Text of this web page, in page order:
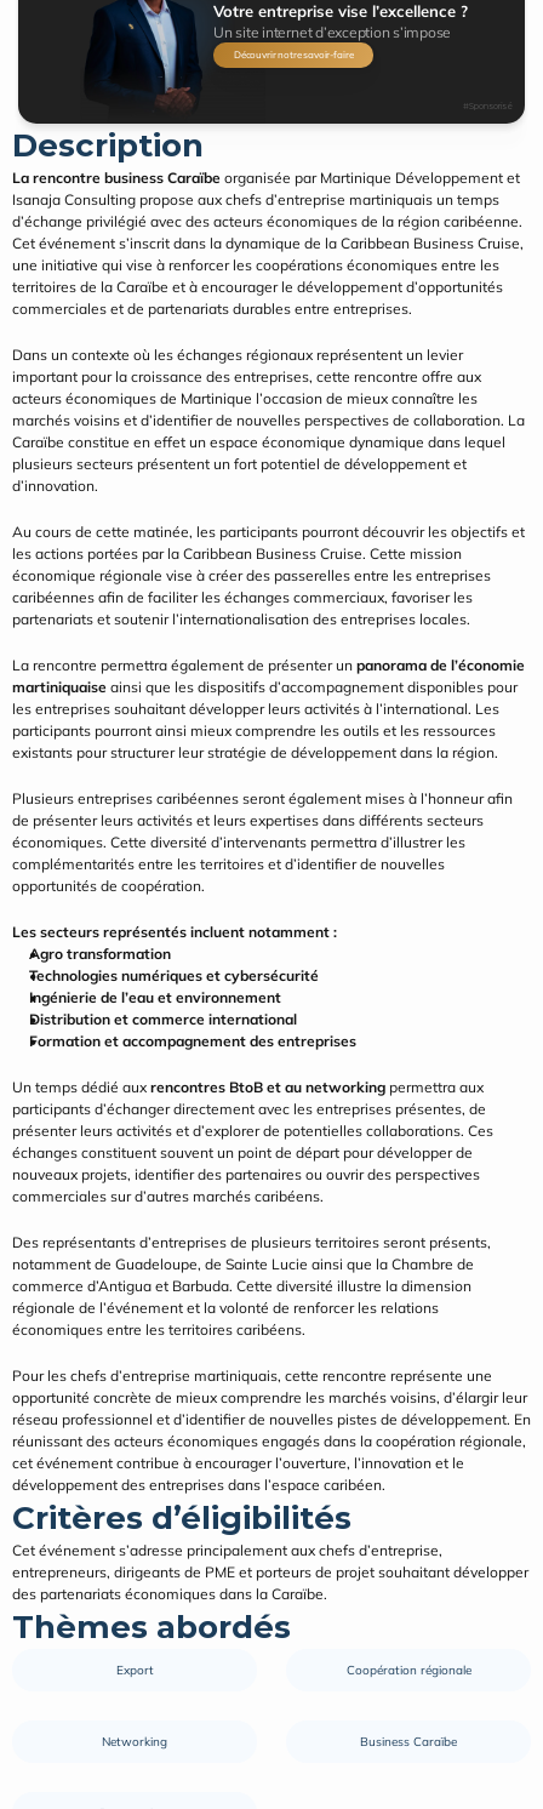
Votre entreprise vise l’excellence ?
Un site internet d’exception s’impose
Découvrir notre savoir-faire
#Sponsorisé
Description
La rencontre business Caraïbe organisée par Martinique Développement et
Isanaja Consulting propose aux chefs d’entreprise martiniquais un temps
d’échange privilégié avec des acteurs économiques de la région caribéenne.
Cet événement s’inscrit dans la dynamique de la Caribbean Business Cruise,
une initiative qui vise à renforcer les coopérations économiques entre les
territoires de la Caraïbe et à encourager le développement d’opportunités
commerciales et de partenariats durables entre entreprises.
Dans un contexte où les échanges régionaux représentent un levier
important pour la croissance des entreprises, cette rencontre offre aux
acteurs économiques de Martinique l’occasion de mieux connaître les
marchés voisins et d’identifier de nouvelles perspectives de collaboration. La
Caraïbe constitue en effet un espace économique dynamique dans lequel
plusieurs secteurs présentent un fort potentiel de développement et
d’innovation.
Au cours de cette matinée, les participants pourront découvrir les objectifs et
les actions portées par la Caribbean Business Cruise. Cette mission
économique régionale vise à créer des passerelles entre les entreprises
caribéennes afin de faciliter les échanges commerciaux, favoriser les
partenariats et soutenir l’internationalisation des entreprises locales.
La rencontre permettra également de présenter un panorama de l’économie
martiniquaise ainsi que les dispositifs d’accompagnement disponibles pour
les entreprises souhaitant développer leurs activités à l’international. Les
participants pourront ainsi mieux comprendre les outils et les ressources
existants pour structurer leur stratégie de développement dans la région.
Plusieurs entreprises caribéennes seront également mises à l’honneur afin
de présenter leurs activités et leurs expertises dans différents secteurs
économiques. Cette diversité d’intervenants permettra d’illustrer les
complémentarités entre les territoires et d’identifier de nouvelles
opportunités de coopération.
Les secteurs représentés incluent notamment :
Agro transformation
Technologies numériques et cybersécurité
Ingénierie de l’eau et environnement
Distribution et commerce international
Formation et accompagnement des entreprises
Un temps dédié aux rencontres BtoB et au networking permettra aux
participants d’échanger directement avec les entreprises présentes, de
présenter leurs activités et d’explorer de potentielles collaborations. Ces
échanges constituent souvent un point de départ pour développer de
nouveaux projets, identifier des partenaires ou ouvrir des perspectives
commerciales sur d’autres marchés caribéens.
Des représentants d’entreprises de plusieurs territoires seront présents,
notamment de Guadeloupe, de Sainte Lucie ainsi que la Chambre de
commerce d’Antigua et Barbuda. Cette diversité illustre la dimension
régionale de l’événement et la volonté de renforcer les relations
économiques entre les territoires caribéens.
Pour les chefs d’entreprise martiniquais, cette rencontre représente une
opportunité concrète de mieux comprendre les marchés voisins, d’élargir leur
réseau professionnel et d’identifier de nouvelles pistes de développement. En
réunissant des acteurs économiques engagés dans la coopération régionale,
cet événement contribue à encourager l’ouverture, l’innovation et le
développement des entreprises dans l’espace caribéen.
Critères d’éligibilités
Cet événement s’adresse principalement aux chefs d’entreprise,
entrepreneurs, dirigeants de PME et porteurs de projet souhaitant développer
des partenariats économiques dans la Caraïbe.
Thèmes abordés
Export Coopération régionale
Networking Business Caraïbe